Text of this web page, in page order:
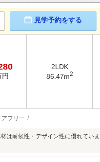
見学予約をする
円
2LDK
86.47m2
アフリー
は耐候性・デザイン性に優れてい